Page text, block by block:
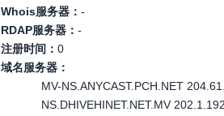
Whois服务器： -
RDAP服务器： -
注册时间： 0
域名服务器：
MV-NS.ANYCAST.PCH.NET
NS.DHIVEHINET.NET.MV